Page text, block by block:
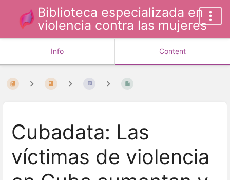
Biblioteca especializada en
violencia contra las mujeres
Info Content
Cubadata: Las
víctimas de violencia